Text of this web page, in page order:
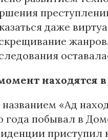
даже
находятся в
«Ад
побывал в
приступил